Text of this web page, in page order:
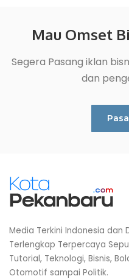
Mau Omset
Segera Pasang iklan
dan
Media Terkini Indonesia dan
Terlengkap Terpercaya
Tutorial, Teknologi, Bisnis,
Otomotif sampai Politik.